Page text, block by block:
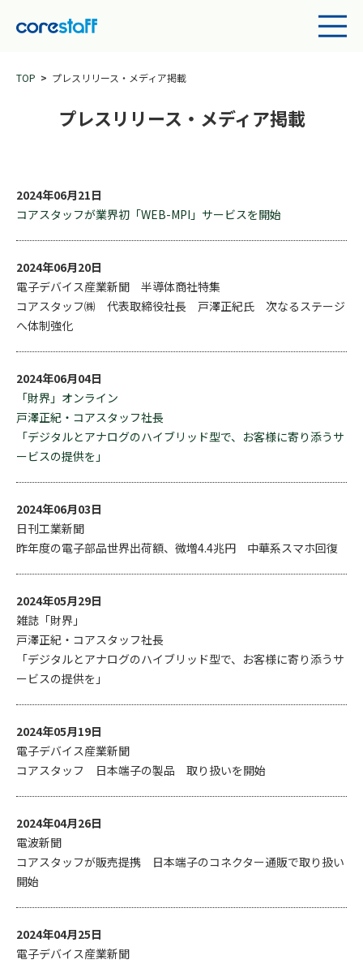
TOP プレスリリース・メディア掲載
プレスリリース・メディア掲載
2024年06月21日
コアスタッフが業界初「WEB-MPI」サービスを開始
2024年06月20日
電子デバイス産業新聞 半導体商社特集
コアスタッフ㈱ 代表取締役社長 戸澤正紀氏 次なるステージ
へ体制強化
2024年06月04日
「財界」オンライン
戸澤正紀・コアスタッフ社長
「デジタルとアナログのハイブリッド型で、お客様に寄り添うサ
ービスの提供を」
2024年06月03日
日刊工業新聞
昨年度の電子部品世界出荷額、微増4.4兆円 中華系スマホ回復
2024年05月29日
雑誌「財界」
戸澤正紀・コアスタッフ社長
「デジタルとアナログのハイブリッド型で、お客様に寄り添うサ
ービスの提供を」
2024年05月19日
電子デバイス産業新聞
コアスタッフ 日本端子の製品 取り扱いを開始
2024年04月26日
電波新聞
コアスタッフが販売提携 日本端子のコネクター通販で取り扱い
開始
2024年04月25日
電子デバイス産業新聞